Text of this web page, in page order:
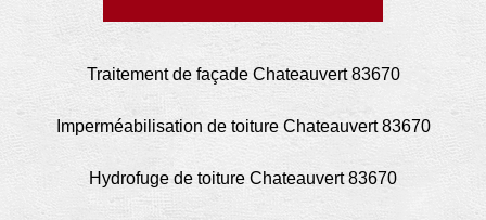
Traitement de façade Chateauvert 83670
Imperméabilisation de toiture Chateauvert 83670
Hydrofuge de toiture Chateauvert 83670